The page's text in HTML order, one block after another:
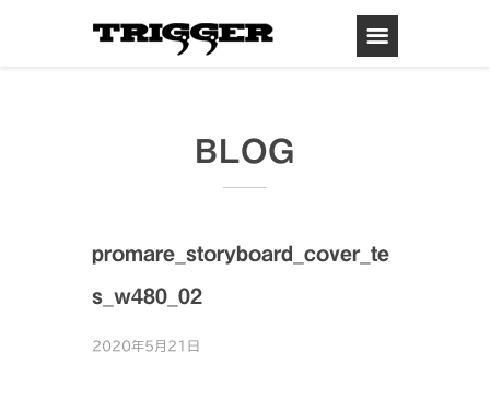
BLOG
promare_storyboard_cover_te
s_w480_02
2020年5月21日